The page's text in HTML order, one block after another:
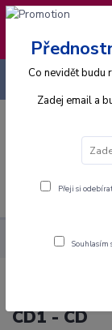
❣️ Od 4.8. do
expedice
+420 725 736
Alba CD
Various -
CD1 - CD
Co nevidět budu
Zadej email a
Přeji si
Souhlasím